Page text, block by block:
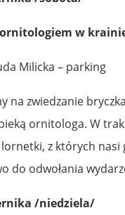
ornitologiem w
Milicka – parking
na zwiedzanie
ornitologa. W
z których
do odwołania
/niedziela/